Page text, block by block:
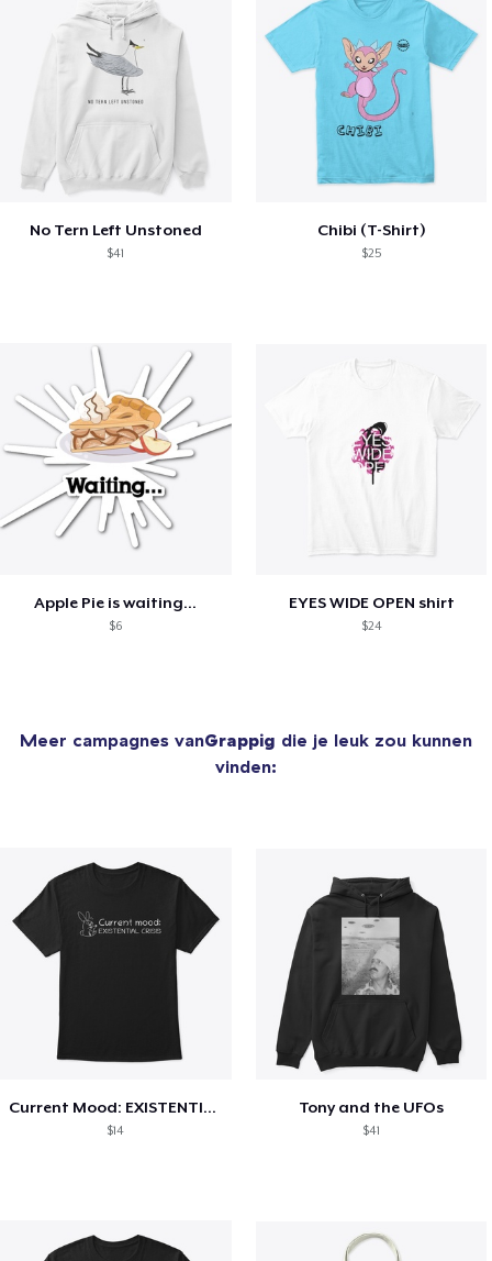
No Tern Left Unstoned
$41
Chibi (T-Shirt)
$25
Apple Pie is waiting...
$6
EYES WIDE OPEN shirt
$24
Meer campagnes vanGrappig die je leuk zou kunnen
vinden:
Current Mood: EXISTENTIAL CRISIS
$14
Tony and the UFOs
$41